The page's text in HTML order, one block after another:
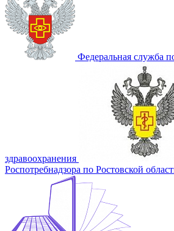
Федеральная служба
здравоохранения
Роспотребнадзора по Ростовской